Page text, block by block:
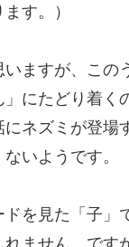
す。）
ますが、この
」にたどり着く
ネズミが登場
いようです。
を見た「子」